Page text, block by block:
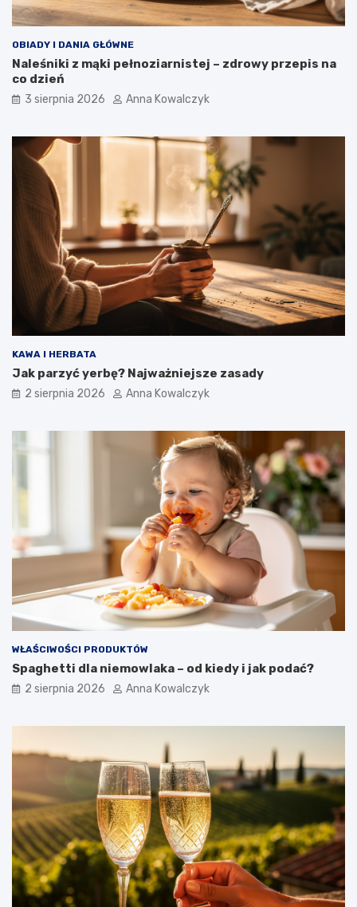
OBIADY I DANIA GŁÓWNE
Naleśniki z mąki pełnoziarnistej – zdrowy przepis na
co dzień
3 sierpnia 2026 Anna Kowalczyk
KAWA I HERBATA
Jak parzyć yerbę? Najważniejsze zasady
2 sierpnia 2026 Anna Kowalczyk
WŁAŚCIWOŚCI PRODUKTÓW
Spaghetti dla niemowlaka – od kiedy i jak podać?
2 sierpnia 2026 Anna Kowalczyk